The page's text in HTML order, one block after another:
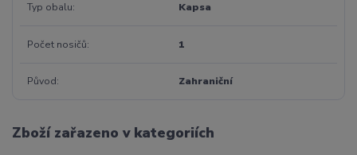
Typ obalu Kapsa
Počet nosičů 1
Původ Zahraniční
Zboží zařazeno v kategoriích